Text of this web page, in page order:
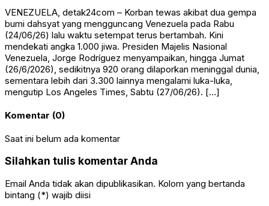
VENEZUELA, detak24com – Korban tewas akibat dua gempa
bumi dahsyat yang mengguncang Venezuela pada Rabu
(24/06/26) lalu waktu setempat terus bertambah. Kini
mendekati angka 1.000 jiwa. Presiden Majelis Nasional
Venezuela, Jorge Rodríguez menyampaikan, hingga Jumat
(26/6/2026), sedikitnya 920 orang dilaporkan meninggal dunia,
sementara lebih dari 3.300 lainnya mengalami luka-luka,
mengutip Los Angeles Times, Sabtu (27/06/26). […]
Komentar (0)
Saat ini belum ada komentar
Silahkan tulis komentar Anda
Email Anda tidak akan dipublikasikan. Kolom yang bertanda
bintang (*) wajib diisi